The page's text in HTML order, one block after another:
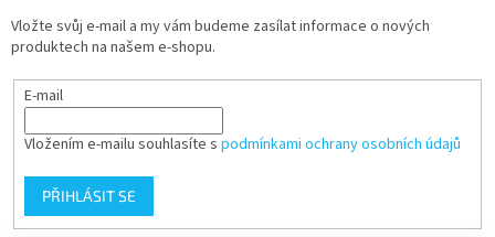
Vložte svůj e-mail a my vám budeme zasílat informace o nových
produktech na našem e-shopu.
E-mail
Vložením e-mailu souhlasíte s podmínkami ochrany osobních údajů
PŘIHLÁSIT SE